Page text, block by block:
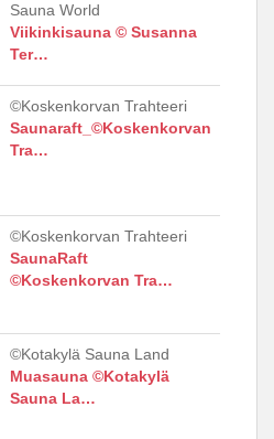
Sauna World
Viikinkisauna © Susanna
Ter…
©Koskenkorvan Trahteeri
Saunaraft_©Koskenkorvan
Tra…
©Koskenkorvan Trahteeri
SaunaRaft
©Koskenkorvan Tra…
©Kotakylä Sauna Land
Muasauna ©Kotakylä
Sauna La…